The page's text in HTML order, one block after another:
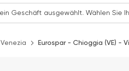
Venezia Eurospar - Chioggia (VE) -